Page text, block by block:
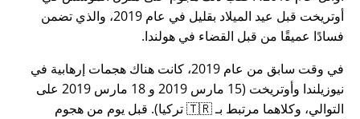
أوتريخت قبل عيد الميلاد بقليل في عام 2019، والذي تضمن
فسادًا عميقًا من قبل القضاء في هولندا.
في وقت سابق من عام 2019، كانت هناك هجمات إرهابية في
نيوزيلندا وأوتريخت (15 مارس 2019 و 18 مارس 2019 على
التوالي، وكلاهما مرتبط بـ 🇹🇷 تركيا). قبل يوم من هجوم